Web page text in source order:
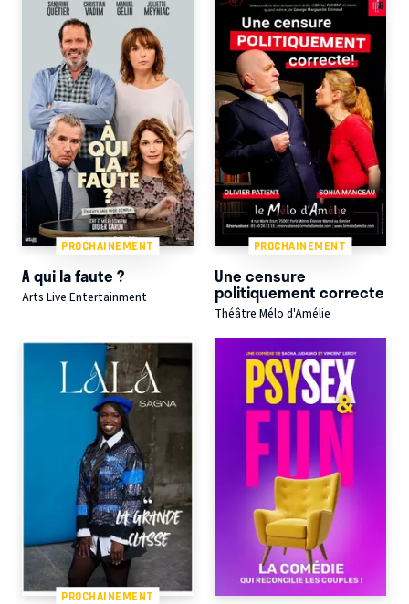
PROCHAINEMENT
A qui la faute ?
Arts Live Entertainment
PROCHAINEMENT
Une censure
politiquement correcte
Théâtre Mélo d'Amélie
PROCHAINEMENT